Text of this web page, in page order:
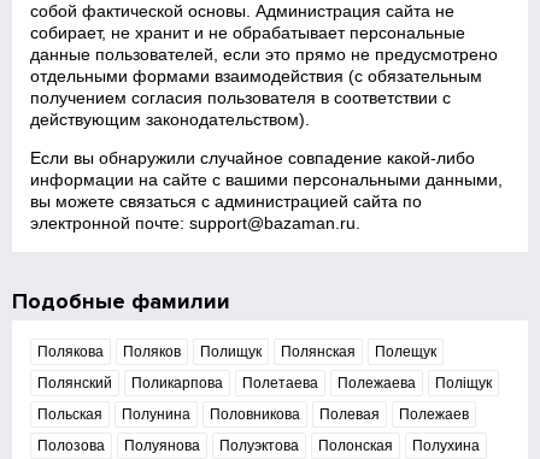
собой фактической основы. Администрация сайта не
собирает, не хранит и не обрабатывает персональные
данные пользователей, если это прямо не предусмотрено
отдельными формами взаимодействия (с обязательным
получением согласия пользователя в соответствии с
действующим законодательством).
Если вы обнаружили случайное совпадение какой‑либо
информации на сайте с вашими персональными данными,
вы можете связаться с администрацией сайта по
электронной почте:support@bazaman.ru
Подобные фамилии
Полякова Поляков Полищук Полянская
Полещук
Полянский
Поликарпова Полетаева Полежаева
Поліщук
Польская
Полунина Половникова Полевая
Полежаев
Полозова
Полуянова Полуэктова Полонская Полухина